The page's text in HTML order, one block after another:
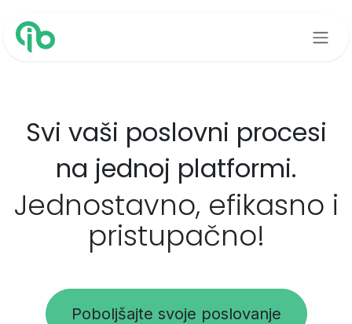
Svi vaši poslovni procesi
na jednoj platformi.
Jednostavno, efikasno i
pristupačno!
Poboljšajte svoje poslovanje